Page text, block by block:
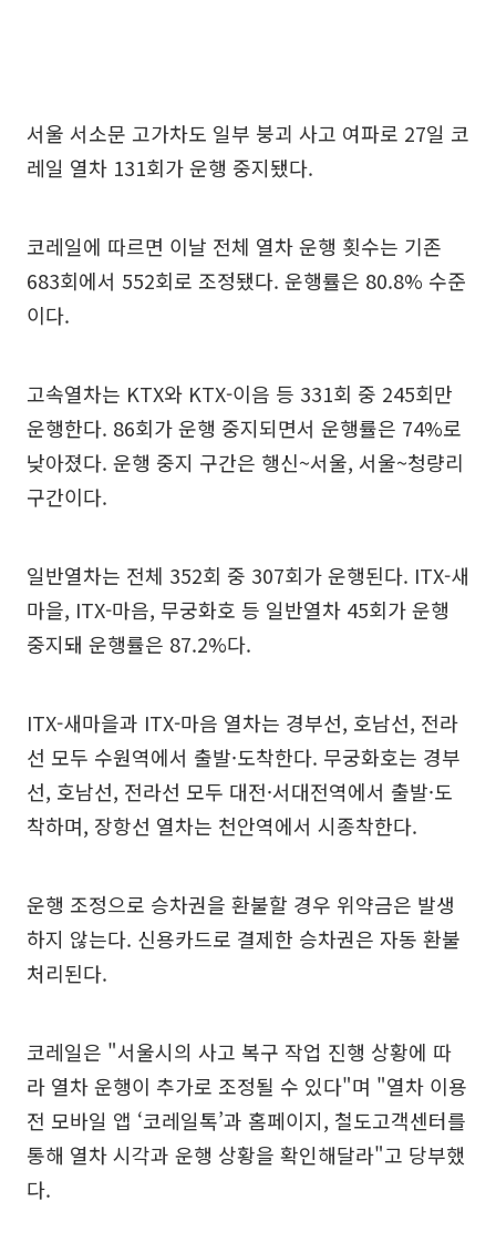
서울 서소문 고가차도 일부 붕괴 사고 여파로 27일 코
레일 열차 131회가 운행 중지됐다.
코레일에 따르면 이날 전체 열차 운행 횟수는 기존
683회에서 552회로 조정됐다. 운행률은 80.8% 수준
이다.
고속열차는 KTX와 KTX-이음 등 331회 중 245회만
운행한다. 86회가 운행 중지되면서 운행률은 74%로
낮아졌다. 운행 중지 구간은 행신~서울, 서울~청량리
구간이다.
일반열차는 전체 352회 중 307회가 운행된다. ITX-새
마을, ITX-마음, 무궁화호 등 일반열차 45회가 운행
중지돼 운행률은 87.2%다.
ITX-새마을과 ITX-마음 열차는 경부선, 호남선, 전라
선 모두 수원역에서 출발·도착한다. 무궁화호는 경부
선, 호남선, 전라선 모두 대전·서대전역에서 출발·도
착하며, 장항선 열차는 천안역에서 시종착한다.
운행 조정으로 승차권을 환불할 경우 위약금은 발생
하지 않는다. 신용카드로 결제한 승차권은 자동 환불
처리된다.
코레일은 "서울시의 사고 복구 작업 진행 상황에 따
라 열차 운행이 추가로 조정될 수 있다"며 "열차 이용
전 모바일 앱 ‘코레일톡’과 홈페이지, 철도고객센터를
통해 열차 시각과 운행 상황을 확인해달라"고 당부했
다.